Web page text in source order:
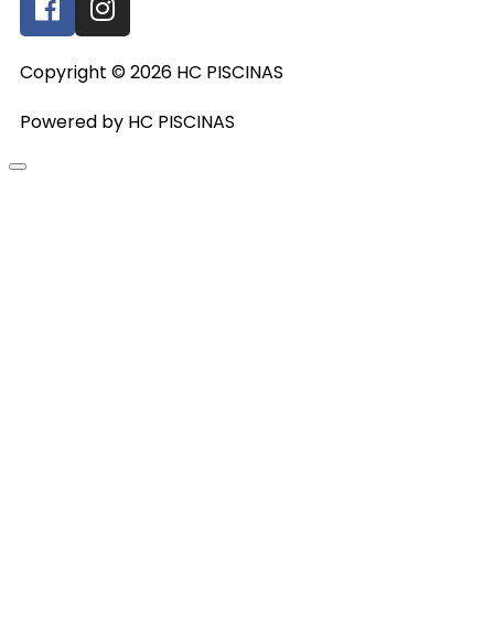
Copyright © 2026 HC PISCINAS
Powered by HC PISCINAS